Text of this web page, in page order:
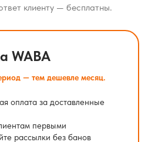
клиенту — бесплатны.
WABA
— тем дешевле месяц.
оплата за доставленные
первыми
рассылки без банов